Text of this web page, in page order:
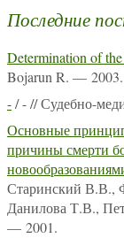
Последние
Determination of
Bojarun R. — 2003.
-/ - // Судебно-
Основные
причины смерти
Старинский В.В.,
Данилова Т.В.,
— 2001.